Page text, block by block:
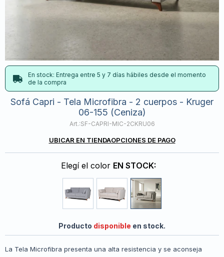
En stock: Entrega entre 5 y 7 días hábiles desde el momento
de la compra
Sofá Capri - Tela Microfibra - 2 cuerpos - Kruger
06-155 (Ceniza)
SF-CAPRI-MIC-2CKRU06
UBICAR EN TIENDAOPCIONES DE PAGO
Elegí el color EN STOCK:
Producto disponible en stock.
La Tela Microfibra presenta una alta resistencia y se aconseja